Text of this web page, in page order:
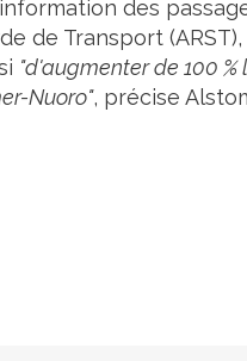
des
de Transport (ARST),
"d'augmenter de 100 %
Nuoro", précise